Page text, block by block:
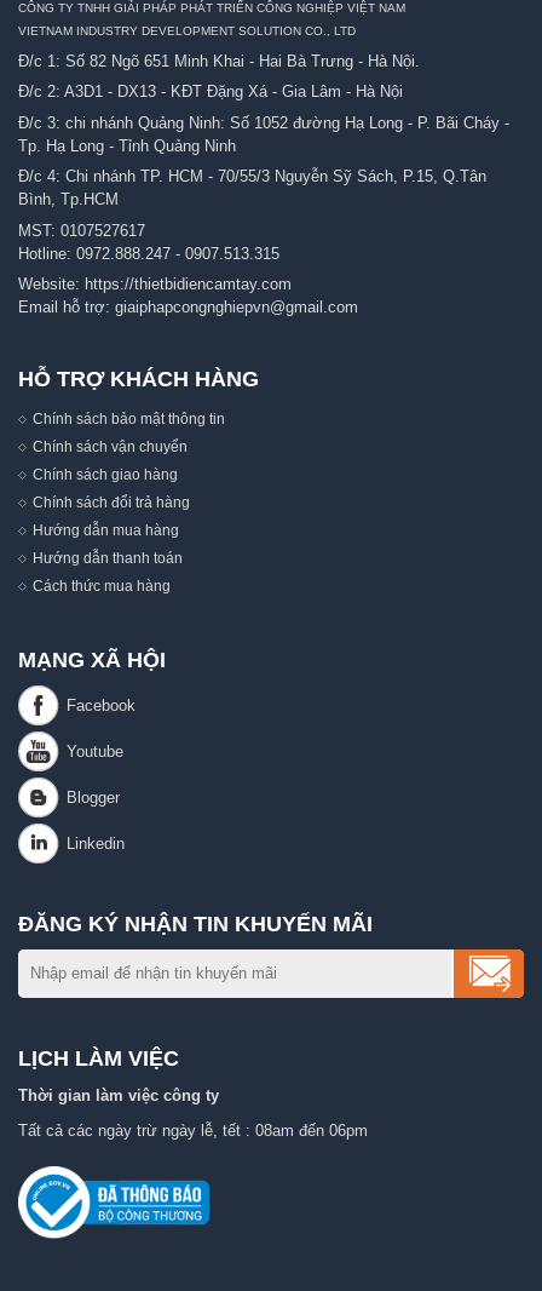
CÔNG TY TNHH GIẢI PHÁP PHÁT TRIỂN CÔNG NGHIỆP VIỆT NAM
VIETNAM INDUSTRY DEVELOPMENT SOLUTION CO., LTD
Đ/c 1: Số 82 Ngõ 651 Minh Khai - Hai Bà Trưng - Hà Nội.
Đ/c 2: A3D1 - DX13 - KĐT Đặng Xá - Gia Lâm - Hà Nội
Đ/c 3: chi nhánh Quảng Ninh: Số 1052 đường Hạ Long - P. Bãi Cháy -
Tp. Hạ Long - Tỉnh Quảng Ninh
Đ/c 4: Chi nhánh TP. HCM - 70/55/3 Nguyễn Sỹ Sách, P.15, Q.Tân
Bình, Tp.HCM
MST: 0107527617
Hotline: 0972.888.247 - 0907.513.315
Website: https://thietbidiencamtay.com
Email hỗ trợ: giaiphapcongnghiepvn@gmail.com
HỖ TRỢ KHÁCH HÀNG
Chính sách bảo mật thông tin
Chính sách vận chuyển
Chính sách giao hàng
Chính sách đổi trả hàng
Hướng dẫn mua hàng
Hướng dẫn thanh toán
Cách thức mua hàng
MẠNG XÃ HỘI
ĐĂNG KÝ NHẬN TIN KHUYẾN MÃI
LỊCH LÀM VIỆC
Thời gian làm việc công ty
Tất cả các ngày trừ ngày lễ, tết : 08am đến 06pm